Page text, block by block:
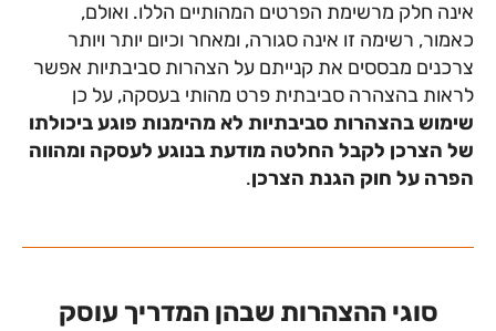
אינה חלק מרשימת הפרטים המהותיים הללו. ואולם,
כאמור, רשימה זו אינה סגורה, ומאחר וכיום יותר ויותר
צרכנים מבססים את קנייתם על הצהרות סביבתיות אפשר
לראות בהצהרה סביבתית פרט מהותי בעסקה, על כן
שימוש בהצהרות סביבתיות לא מהימנות פוגע ביכולתו
של הצרכן לקבל החלטה מודעת בנוגע לעסקה ומהווה
הפרה על חוק הגנת הצרכן.
סוגי ההצהרות שבהן המדריך עוסק